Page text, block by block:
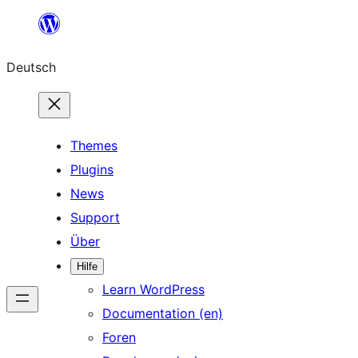
springen
Deutsch
Themes
Plugins
News
Support
Über
Hilfe
Learn WordPress
Documentation (en)
Foren